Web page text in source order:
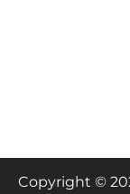
Copyright ©